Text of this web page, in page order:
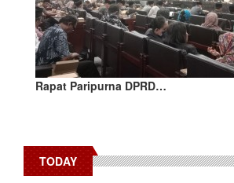
Rapat Paripurna DPRD…
TODAY